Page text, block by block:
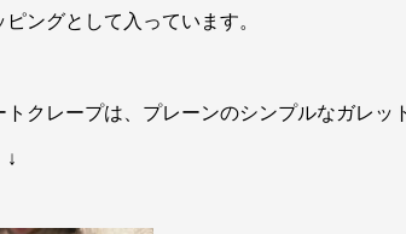
ピングとして入っています。
トクレープは、プレーンのシンプルなガレ
↓